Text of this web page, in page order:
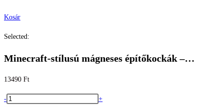
Kosár
Selected:
Minecraft-stílusú mágneses építőkockák –…
13490 Ft
Minecraft-
-
+